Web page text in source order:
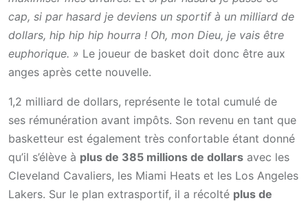
cap, si par hasard je deviens un sportif à un milliard de
dollars, hip hip hip hourra ! Oh, mon Dieu, je vais être
euphorique. » Le joueur de basket doit donc être aux
anges après cette nouvelle.
1,2 milliard de dollars, représente le total cumulé de
ses rémunération avant impôts. Son revenu en tant que
basketteur est également très confortable étant donné
qu’il s’élève à plus de 385 millions de dollars avec les
Cleveland Cavaliers, les Miami Heats et les Los Angeles
Lakers. Sur le plan extrasportif, il a récolté plus de